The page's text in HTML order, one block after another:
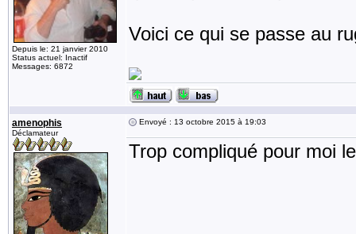
Depuis le: 21 janvier 2010
Status actuel: Inactif
Messages: 6872
Voici ce qui se passe au
amenophis
Déclamateur
Envoyé : 13 octobre 2015 à 19:03
Trop compliqué pour moi